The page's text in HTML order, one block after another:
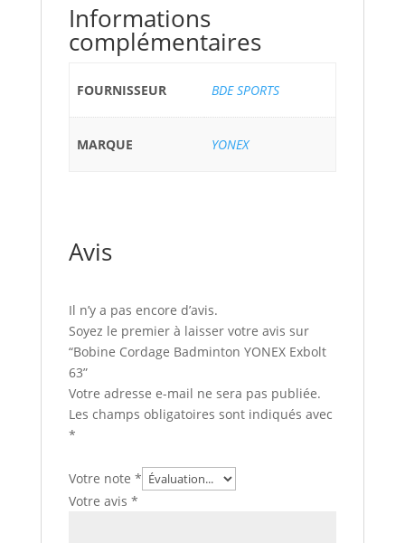
Informations
complémentaires
FOURNISSEUR BDE SPORTS
MARQUE YONEX
Avis
Il n’y a pas encore d’avis.
Soyez le premier à laisser votre avis sur
“Bobine Cordage Badminton YONEX Exbolt
63”
Votre adresse e-mail ne sera pas publiée.
Les champs obligatoires sont indiqués avec
*
Votre note *
Votre avis *